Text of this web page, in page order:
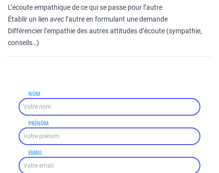
L’écoute empathique de ce qui se passe pour l’autre
Établir un lien avec l’autre en formulant une demande
Différencier l’empathie des autres attitudes d’écoute (sympathie,
conseils…)
NOM
PRÉNOM
EMAIL